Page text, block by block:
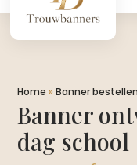
Home »Banner bestellen
Banner
dag school